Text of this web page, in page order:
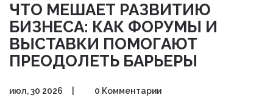
ЧТО МЕШАЕТ РАЗВИТИЮ
БИЗНЕСА: КАК ФОРУМЫ И
ВЫСТАВКИ ПОМОГАЮТ
ПРЕОДОЛЕТЬ БАРЬЕРЫ
июл, 30 2026 0 Комментарии